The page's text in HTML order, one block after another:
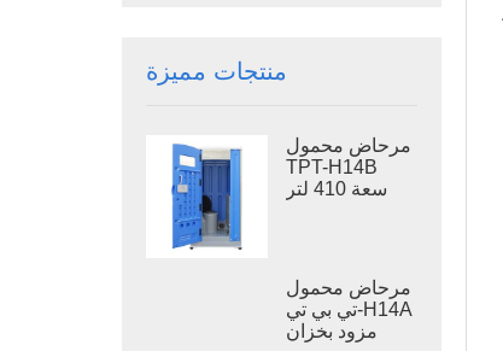
منتجات مميزة
مرحاض محمول
TPT-H14B
سعة 410 لتر
مرحاض محمول
تي بي تي-H14A
مزود بخزان